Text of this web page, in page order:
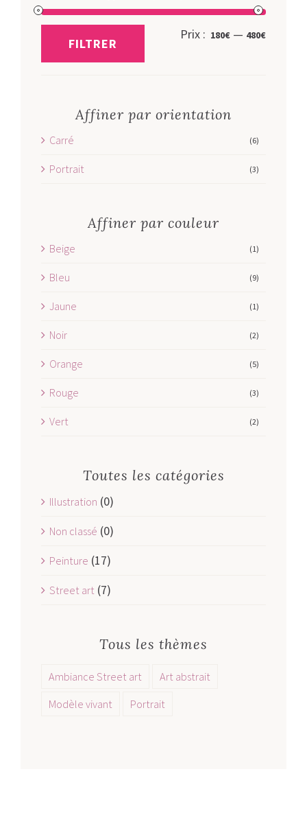
Prix
Prix
FILTRER
Prix : 180€ — 480€
Affiner par orientation
Carré (6)
Portrait (3)
Affiner par couleur
Beige (1)
Bleu (9)
Jaune (1)
Noir (2)
Orange (5)
Rouge (3)
Vert (2)
Toutes les catégories
Illustration (0)
Non classé (0)
Peinture (17)
Street art (7)
Tous les thèmes
Ambiance Street art
Art abstrait
Modèle vivant
Portrait